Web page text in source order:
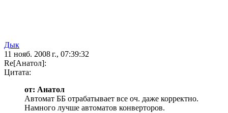
Дык
11 нояб. 2008 г., 07:39:32
Re[Анатол]:
Цитата:
от: Анатол
Автомат ББ отрабатывает все оч. даже корректно.
Намного лучше автоматов конверторов.